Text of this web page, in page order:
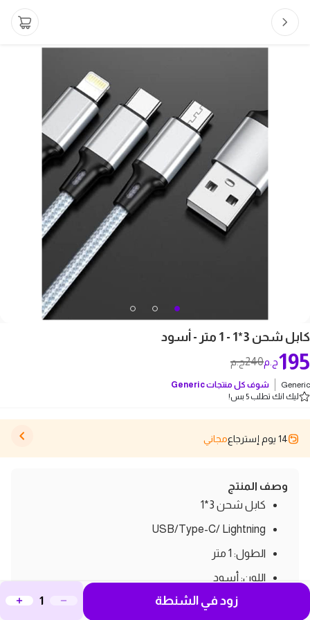
كابل شحن 3*1 - 1 متر - أسود
240ج.م 195ج.م
Generic شوف كل منتجاتGeneric
ليك انك تطلب 5 بس!
14 يوم إسترجاع مجاني
وصف المنتج
كابل شحن 3*1
USB/Type-C/ Lightning
الطول: 1 متر
اللون: أسود
بلد الصنع: الصين
زود في الشنطة